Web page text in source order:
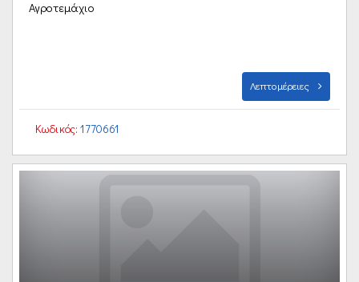
Αγροτεμάχιο
Λεπτομέρειες
Κωδικός: 1770661